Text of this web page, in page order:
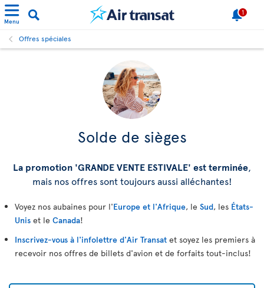
Menu
1
Offres spéciales
Solde de sièges
La promotion 'GRANDE VENTE ESTIVALE' est terminée,
mais nos offres sont toujours aussi alléchantes!
Voyez nos aubaines pour l'Europe et l'Afrique, le Sud, les États-
Unis et le Canada!
Inscrivez-vous à l'infolettre d'Air Transat et soyez les premiers à
recevoir nos offres de billets d'avion et de forfaits tout-inclus!